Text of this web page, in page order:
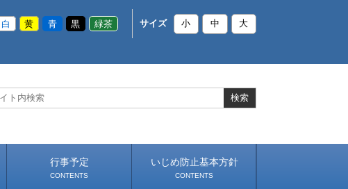
白 黄 青 黒 緑茶 サイズ 小 中 大
行事予定
CONTENTS
いじめ防止基本方針
CONTENTS